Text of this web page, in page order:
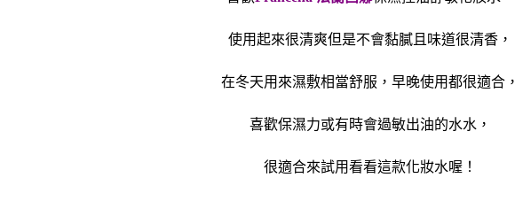
使用起來很清爽但是不會黏膩且味道很清香，
在冬天用來濕敷相當舒服，早晚使用都很適合，
喜歡保濕力或有時會過敏出油的水水，
很適合來試用看看這款化妝水喔！